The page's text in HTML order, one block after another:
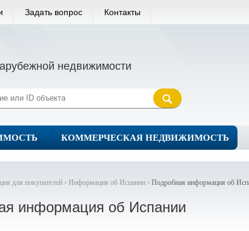
Задать вопрос Контакты
недвижимости
КОММЕРЧЕСКАЯ НЕДВИЖИМОСТЬ
для покупателей › Информация об Испании › Подробная информация об
информация об Испании